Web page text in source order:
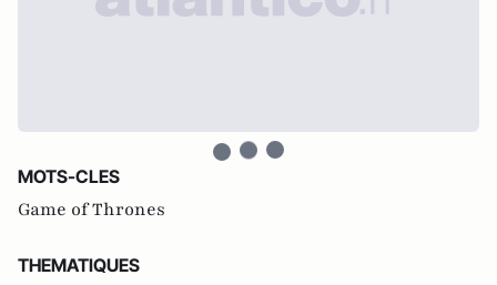
MOTS-CLES
Game of Thrones
THEMATIQUES